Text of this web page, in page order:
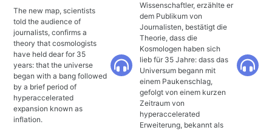
The new map, scientists
told the audience of
journalists, confirms a
theory that cosmologists
have held dear for 35
years: that the universe
began with a bang followed
by a brief period of
hyperaccelerated
expansion known as
inflation.
Wissenschaftler, erzählte er
dem Publikum von
Journalisten, bestätigt die
Theorie, dass die
Kosmologen haben sich
lieb für 35 Jahre: dass das
Universum begann mit
einem Paukenschlag,
gefolgt von einem kurzen
Zeitraum von
hyperaccelerated
Erweiterung, bekannt als